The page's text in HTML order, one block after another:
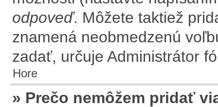
odpoveď. Môžete taktiež
znamená neobmedzenú
zadať, určuje Administrátor
Hore
» Prečo nemôžem pridať